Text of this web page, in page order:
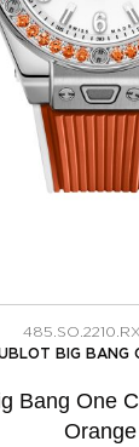
BIG BANG
Bang One
Orange